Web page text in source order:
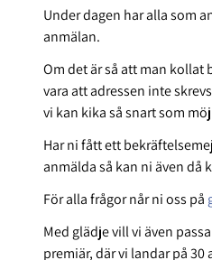
Under dagen har alla som
anmälan.
Om det är så att man kollat
vara att adressen inte
vi kan kika så snart som
Har ni fått ett
anmälda så kan ni även då
För alla frågor når ni oss på
Med glädje vill vi även
premiär, där vi landar på